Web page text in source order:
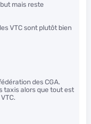
mais reste
VTC sont plutôt bien
des CGA.
taxis alors que tout est